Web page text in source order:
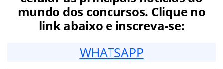
mundo dos concursos. Clique no
link abaixo e inscreva-se:
WHATSAPP